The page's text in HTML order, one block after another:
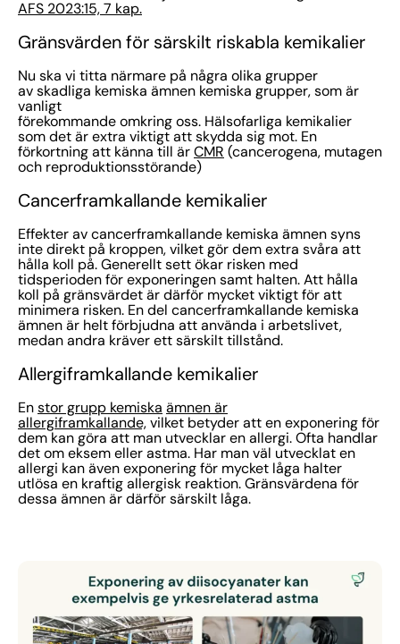
AFS 2023:15, 7 kap.
Gränsvärden för särskilt riskabla kemikalier
Nu ska vi titta närmare på några olika grupper
av skadliga kemiska ämnen kemiska grupper, som är
vanligt
förekommande omkring oss. Hälsofarliga kemikalier
som det är extra viktigt att skydda sig mot. En
förkortning att känna till är CMR (cancerogena, mutagen
och reproduktionsstörande)
Cancerframkallande kemikalier
Effekter av cancerframkallande kemiska ämnen syns
inte direkt på kroppen, vilket gör dem extra svåra att
hålla koll på. Generellt sett ökar risken med
tidsperioden för exponeringen samt halten. Att hålla
koll på gränsvärdet är därför mycket viktigt för att
minimera risken. En del cancerframkallande kemiska
ämnen är helt förbjudna att använda i arbetslivet,
medan andra kräver ett särskilt tillstånd.
Allergiframkallande kemikalier
En stor grupp kemiska ämnen är
allergiframkallande, vilket betyder att en exponering för
dem kan göra att man utvecklar en allergi. Ofta handlar
det om eksem eller astma. Har man väl utvecklat en
allergi kan även exponering för mycket låga halter
utlösa en kraftig allergisk reaktion. Gränsvärdena för
dessa ämnen är därför särskilt låga.